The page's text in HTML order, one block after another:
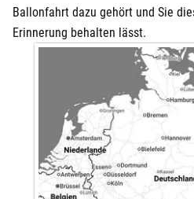
Ballonfahrt dazu gehört und Sie
Erinnerung behalten lässt.